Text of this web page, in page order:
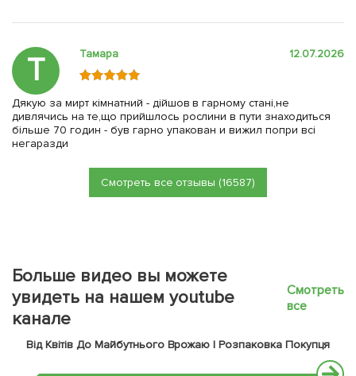
Т Тамара 12.07.2026
Дякую за мирт кімнатний - дійшов в гарному стані,не
дивлячись на те,що прийшлось рослини в пути знаходиться
більше 70 годин - був гарно упакован и вижил попри всі
негаразди
Смотреть все отзывы (16587)
Больше видео вы можете
увидеть на нашем youtube
канале
Смотреть
все
Від Квітів До Майбутнього Врожаю | Розпаковка Покупця